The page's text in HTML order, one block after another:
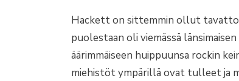
Hackett on sittemmin ollut
puolestaan oli viemässä
äärimmäiseen huippuunsa rockin
miehistöt ympärillä ovat tulleet ja